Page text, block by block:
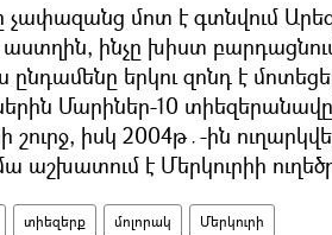
չափազանց մոտ է գտնվում
ինչը խիստ բարդացնում
ընդամենը երկու զոնդ է
Մարիներ-10
շուրջ, իսկ 2004թ․-ին
աշխատում է Մերկուրիի
տիեզերք մոլորակ Մերկուրի